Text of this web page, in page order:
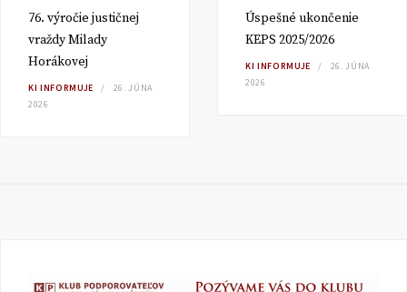
76. výročie justičnej
vraždy Milady
Horákovej
KI INFORMUJE
26. JÚNA
2026
Úspešné ukončenie
KEPS 2025/2026
KI INFORMUJE
26. JÚNA
2026